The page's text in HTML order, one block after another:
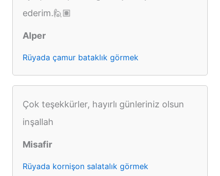
ederim.🙋🏽
Alper
Rüyada çamur bataklık görmek
Çok teşekkürler, hayırlı günleriniz olsun
inşallah
Misafir
Rüyada kornişon salatalık görmek